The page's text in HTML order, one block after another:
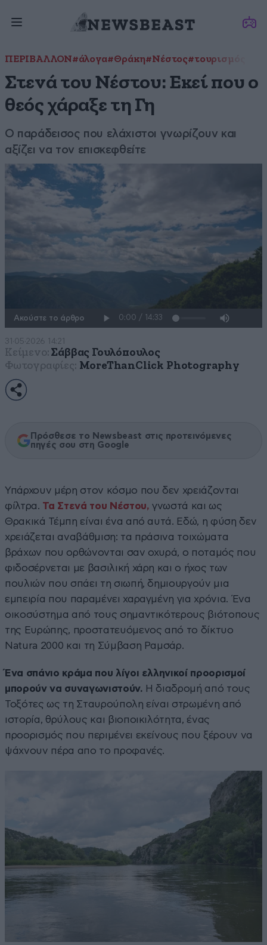
ΠΕΡΙΒΑΛΛΟΝ#άλογα#Θράκη#Νέστος#τουρισμός
Στενά του Νέστου: Eκεί που ο
θεός χάραξε τη Γη
Ο παράδεισος που ελάχιστοι γνωρίζουν και
αξίζει να τον επισκεφθείτε
Ακούστε το άρθρο
31·05·2026 14:21
Κείμενο: Σάββας Γουλόπουλος
Φωτογραφίες: MoreThanClick Photography
Πρόσθεσε το Newsbeast στις προτεινόμενες
πηγές σου στη Google
Υπάρχουν μέρη στον κόσμο που δεν χρειάζονται
φίλτρα. Τα Στενά του Νέστου, γνωστά και ως
Θρακικά Τέμπη είναι ένα από αυτά. Εδώ, η φύση δεν
χρειάζεται αναβάθμιση: τα πράσινα τοιχώματα
βράχων που ορθώνονται σαν οχυρά, ο ποταμός που
φιδοσέρνεται με βασιλική χάρη και ο ήχος των
πουλιών που σπάει τη σιωπή, δημιουργούν μια
εμπειρία που παραμένει χαραγμένη για χρόνια. Ένα
οικοσύστημα από τους σημαντικότερους βιότοπους
της Ευρώπης, προστατευόμενος από το δίκτυο
Natura 2000 και τη Σύμβαση Ραμσάρ.
Ένα σπάνιο κράμα που λίγοι ελληνικοί προορισμοί
μπορούν να συναγωνιστούν. Η διαδρομή από τους
Τοξότες ως τη Σταυρούπολη είναι στρωμένη από
ιστορία, θρύλους και βιοποικιλότητα, ένας
προορισμός που περιμένει εκείνους που ξέρουν να
ψάχνουν πέρα απο το προφανές.